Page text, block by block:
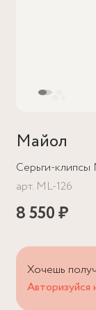
Майол
Серьги-
арт. ML-126
8 550 ₽
Хочешь
Авторизуйся